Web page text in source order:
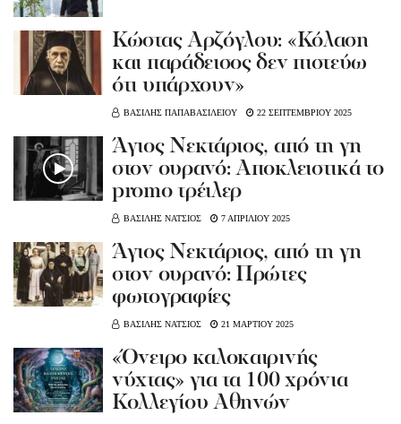
Κώστας Αρζόγλου: «Κόλαση
και παράδεισος δεν πιστεύω
ότι υπάρχουν»
ΒΑΣΙΛΗΣ ΠΑΠΑΒΑΣΙΛΕΙΟΥ 22 ΣΕΠΤΕΜΒΡΙΟΥ 2025
Άγιος Νεκτάριος, από τη γη
στον ουρανό: Aποκλειστικά το
promo τρέιλερ
ΒΑΣΙΛΗΣ ΝΑΤΣΙΟΣ 7 ΑΠΡΙΛΙΟΥ 2025
Άγιος Νεκτάριος, από τη γη
στον ουρανό: Πρώτες
φωτογραφίες
ΒΑΣΙΛΗΣ ΝΑΤΣΙΟΣ 21 ΜΑΡΤΙΟΥ 2025
«Όνειρο καλοκαιρινής
νύχτας» για τα 100 χρόνια
Κολλεγίου Αθηνών